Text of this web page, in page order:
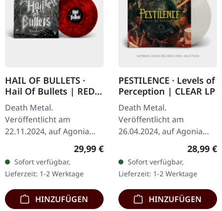
HAIL OF BULLETS ·
Hail Of Bullets | RED
SPLATTER LP
Death Metal.
Veröffentlicht am
22.11.2024, auf Agonia
Records. Rotes Splatter-
Vinyl, limitiert auf 200
Exemplare, mit
lasergravierter Seite B.
"Hail…
Regulärer Preis:
29,99 €
Sofort verfügbar,
Lieferzeit: 1-2 Werktage
HINZUFÜGEN
PESTILENCE · Levels of
Perception | CLEAR LP
Death Metal.
Veröffentlicht am
26.04.2024, auf Agonia
Records. Clear Vinyl. Die
holländischen Death
Metal Legenden
Pestilence kehren mit
ihrem…
28,99 €
Sofort verfügbar,
Lieferzeit: 1-2 Werktage
HINZUFÜGEN